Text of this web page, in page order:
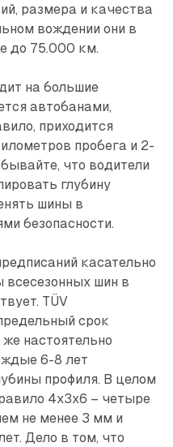
размера и качества
вождении они в
до 75.000 км.
на большие
автобанами,
приходится
пробега и 2-
что водители
глубину
шины в
безопасности.
касательно
всесезонных шин в
TÜV
срок
настоятельно
6-8 лет
профиля. В целом
4x3x6 – четыре
не менее 3 мм и
Дело в том, что